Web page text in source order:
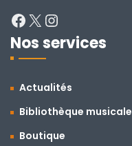
Facebook
X
Nos services
Actualités
Bibliothèque musicale
Boutique